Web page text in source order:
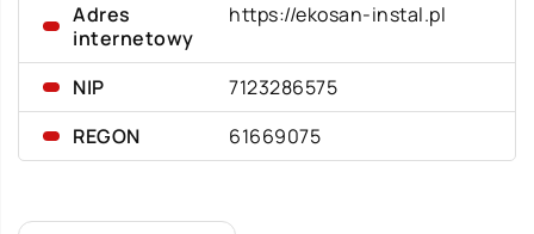
Adres
internetowy
https://ekosan-instal.pl
NIP
7123286575
REGON
61669075